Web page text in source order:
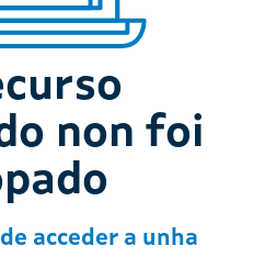
non foi
acceder a unha